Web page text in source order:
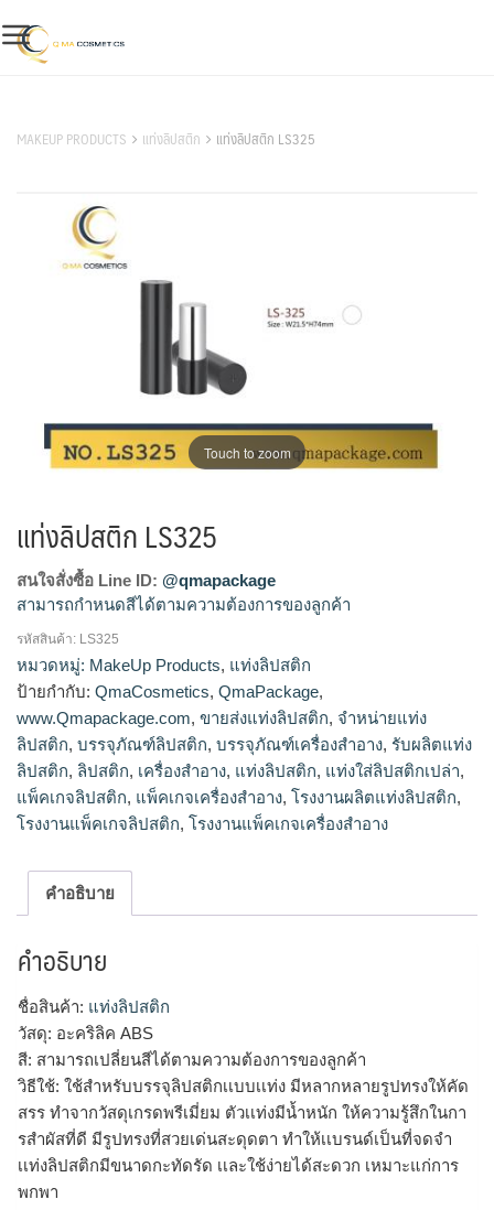
to
content
MAKEUP PRODUCTS แท่งลิปสติก แท่งลิปสติก LS325
Touch to zoom
แท่งลิปสติก LS325
สนใจสั่งซื้อ Line ID: @qmapackage
สามารถกำหนดสีได้ตามความต้องการของลูกค้า
โรงงานผลิตแท่งลิปสติก,จำหน่ายแท่งลิปสติก,รับผลิตแท่ง
ลิปสติก,ขายส่งแท่งลิปสติก
รหัสสินค้า: LS325
หมวดหมู่: MakeUp Products, แท่งลิปสติก
ป้ายกำกับ: QmaCosmetics, QmaPackage,
www.Qmapackage.com, ขายส่งแท่งลิปสติก, จำหน่ายแท่ง
ลิปสติก, บรรจุภัณฑ์ลิปสติก, บรรจุภัณฑ์เครื่องสำอาง, รับผลิตแท่ง
ลิปสติก, ลิปสติก, เครื่องสำอาง, แท่งลิปสติก, แท่งใส่ลิปสติกเปล่า,
แพ็คเกจลิปสติก, แพ็คเกจเครื่องสำอาง, โรงงานผลิตแท่งลิปสติก,
โรงงานแพ็คเกจลิปสติก, โรงงานแพ็คเกจเครื่องสำอาง
คำอธิบาย
คำอธิบาย
ชื่อสินค้า: แท่งลิปสติก
วัสดุ: อะคริลิค ABS
สี: สามารถเปลี่ยนสีได้ตามความต้องการของลูกค้า
วิธีใช้: ใช้สำหรับบรรจุลิปสติกเเบบเเท่ง มีหลากหลายรูปทรงให้คัด
สรร ทำจากวัสดุเกรดพรีเมี่ยม ตัวเเท่งมีน้ำหนัก ให้ความรู้สึกในกา
รสำผัสที่ดี มีรูปทรงที่สวยเด่นสะดุดตา ทำให้เเบรนด์เป็นที่จดจำ
เเท่งลิปสติกมีขนาดกะทัดรัด เเละใช้ง่ายได้สะดวก เหมาะแก่การ
พกพา